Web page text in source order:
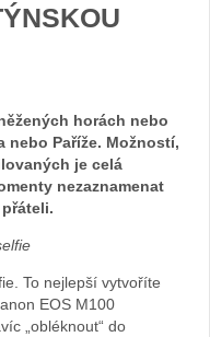
horách nebo
nebo Paříže. Možností,
je celá
nezaznamenat
To nejlepší vytvoříte
EOS M100
„obléknout“ do